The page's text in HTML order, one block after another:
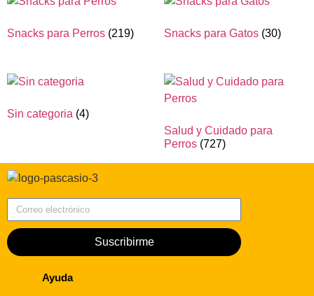
Snacks para Perros (219) Snacks para Gatos (30)
Sin categoria (4)
Salud y Cuidado para
Perros (727)
Suscribirme
Ayuda